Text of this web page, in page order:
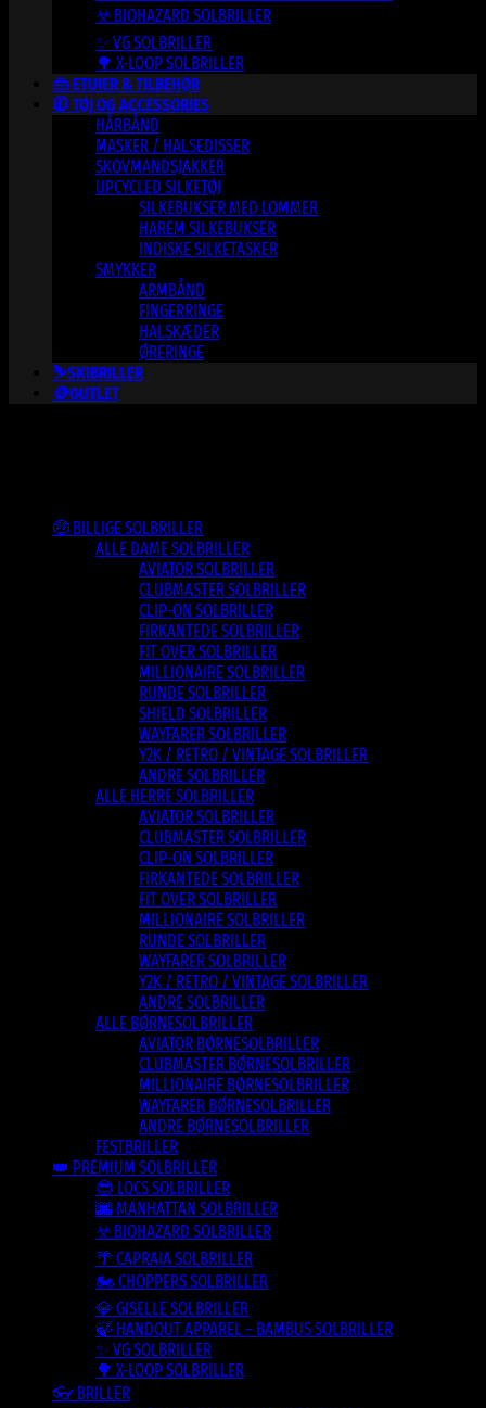
☣️ BIOHAZARD SOLBRILLER
✨ VG SOLBRILLER
🌳 X-LOOP SOLBRILLER
👜 ETUIER & TILBEHØR
🧥 TØJ OG ACCESSORIES
HÅRBÅND
MASKER / HALSEDISSER
SKOVMANDSJAKKER
UPCYCLED SILKETØJ
SILKEBUKSER MED LOMMER
HAREM SILKEBUKSER
INDISKE SILKETASKER
SMYKKER
ARMBÅND
FINGERRINGE
HALSKÆDER
ØRERINGE
⛷️SKIBRILLER
🪙OUTLET
🤑 BILLIGE SOLBRILLER
ALLE DAME SOLBRILLER
AVIATOR SOLBRILLER
CLUBMASTER SOLBRILLER
CLIP-ON SOLBRILLER
FIRKANTEDE SOLBRILLER
FIT OVER SOLBRILLER
MILLIONAIRE SOLBRILLER
RUNDE SOLBRILLER
SHIELD SOLBRILLER
WAYFARER SOLBRILLER
Y2K / RETRO / VINTAGE SOLBRILLER
ANDRE SOLBRILLER
ALLE HERRE SOLBRILLER
AVIATOR SOLBRILLER
CLUBMASTER SOLBRILLER
CLIP-ON SOLBRILLER
FIRKANTEDE SOLBRILLER
FIT OVER SOLBRILLER
MILLIONAIRE SOLBRILLER
RUNDE SOLBRILLER
WAYFARER SOLBRILLER
Y2K / RETRO / VINTAGE SOLBRILLER
ANDRE SOLBRILLER
ALLE BØRNESOLBRILLER
AVIATOR BØRNESOLBRILLER
CLUBMASTER BØRNESOLBRILLER
MILLIONAIRE BØRNESOLBRILLER
WAYFARER BØRNESOLBRILLER
ANDRE BØRNESOLBRILLER
FESTBRILLER
👑 PREMIUM SOLBRILLER
😎 LOCS SOLBRILLER
🌆 MANHATTAN SOLBRILLER
☣️ BIOHAZARD SOLBRILLER
🌴 CAPRAIA SOLBRILLER
🏍️ CHOPPERS SOLBRILLER
💎 GISELLE SOLBRILLER
🍃 HANDOUT APPAREL – BAMBUS SOLBRILLER
✨ VG SOLBRILLER
🌳 X-LOOP SOLBRILLER
👓 BRILLER